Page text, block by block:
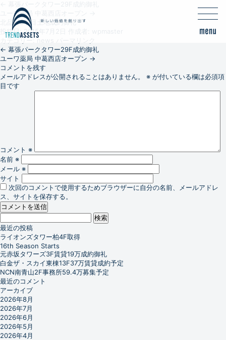
ユーワ薬局 中葛西店オープン
北品川5丁目土地成約御礼
投稿日: 2015年7月2日
カテゴリー:news
← 幕張パークタワー29F成約御礼
ユーワ薬局 中葛西店オープン →
コメントを残す
メールアドレスが公開されることはありません。
※ が付いている欄は必須項
目です
コメント ※
名前 ※
メール ※
サイト
次回のコメントで使用するためブラウザーに自分の名前、メールアドレ
ス、サイトを保存する。
検
索:
最近の投稿
ライオンズタワー柏4F取得
16th Season Starts
元赤坂タワーズ3F賃貸19万成約御礼
白金ザ・スカイ東棟13F37万賃貸成約予定
NCN南青山2F事務所59.4万募集予定
最近のコメント
アーカイブ
2026年8月
2026年7月
2026年6月
2026年5月
2026年4月